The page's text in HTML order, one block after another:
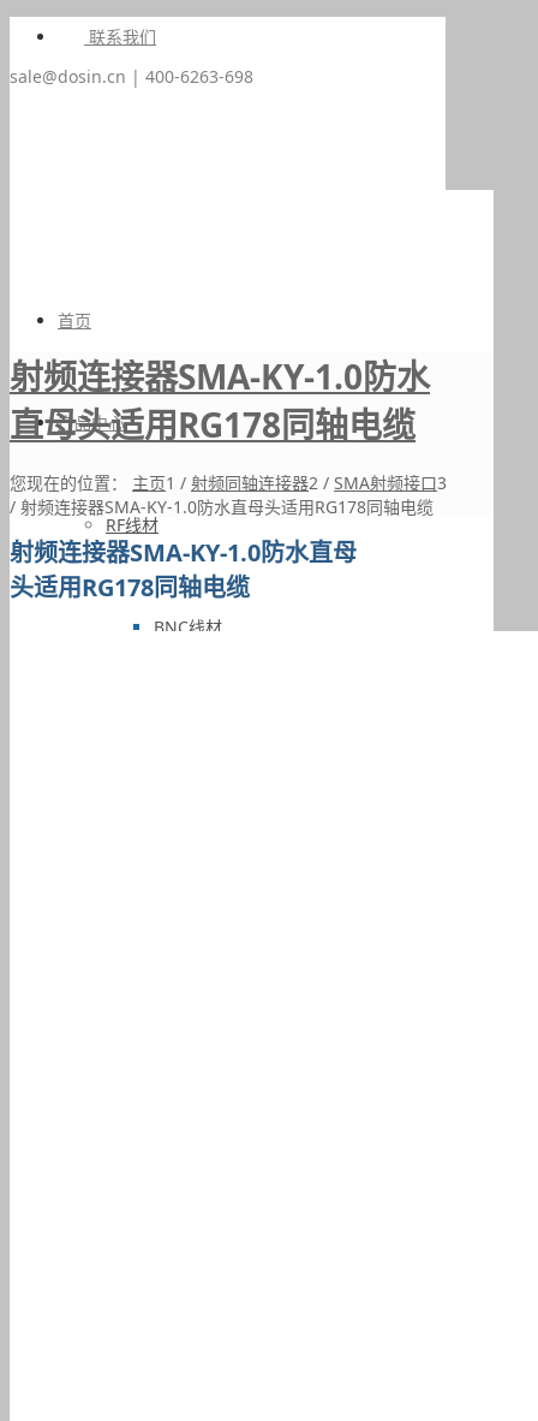
联系我们
sale@dosin.cn | 400-6263-698
首页
产品中心
RF线材
BNC线材
射频连接器SMA-KY-1.0防水
直母头适用RG178同轴电缆
您现在的位置： 主页1 / 射频同轴连接器2 / SMA射频接口3
/ 射频连接器SMA-KY-1.0防水直母头适用RG178同轴电缆
射频连接器SMA-KY-1.0防水直母
头适用RG178同轴电缆